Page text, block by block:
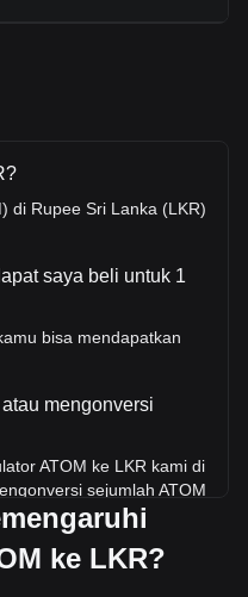
di Rupee Sri Lanka (LKR)
saya beli untuk 1
bisa mendapatkan
mengonversi
ATOM ke LKR kami di
sejumlah ATOM
referensi cepat untuk
5 LKR setara
5 ATOM akan berharga
ke LKR?